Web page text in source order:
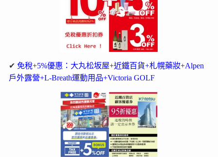
✔ 免稅+5%優惠：大丸松坂屋+近鐵百貨+札幌藥妝+Alpen
戶外露營+L-Breath運動用品+Victoria GOLF